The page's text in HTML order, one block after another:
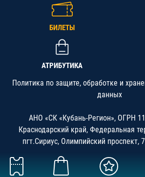
БИЛЕТЫ
АТРИБУТИКА
Политика по защите, обработке и
данных
АНО «СК «Кубань-Регион», ОГРН
Краснодарский край, Федеральная
пгт.Сириус, Олимпийский проспект,